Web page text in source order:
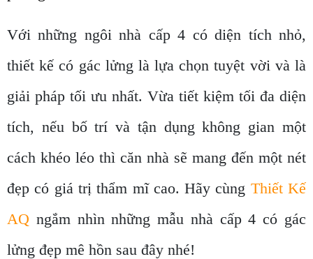
Với những ngôi nhà cấp 4 có diện tích nhỏ,
thiết kế có gác lửng là lựa chọn tuyệt vời và là
giải pháp tối ưu nhất. Vừa tiết kiệm tối đa diện
tích, nếu bố trí và tận dụng không gian một
cách khéo léo thì căn nhà sẽ mang đến một nét
đẹp có giá trị thẩm mĩ cao. Hãy cùng Thiết Kế
AQ ngắm nhìn những mẫu nhà cấp 4 có gác
lửng đẹp mê hồn sau đây nhé!